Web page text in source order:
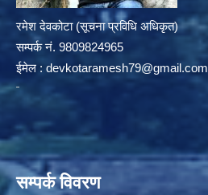
रमेश देवकोटा (सूचना प्रविधि अधिकृत)
सम्पर्क न‌ं. 9809824965
ईमेल : devkotaramesh79@gmail.com
सम्पर्क विवरण